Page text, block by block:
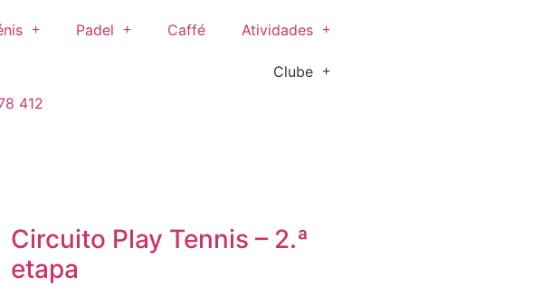
Padel Caffé Atividades
Clube
412
Circuito Play Tennis – 2.ª
etapa